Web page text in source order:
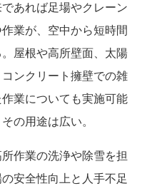
あれば足場やクレーン
業が、空中から短時間
屋根や高所壁面、太陽
ンクリート擁壁での雑
業についても実施可能
の用途は広い。
作業の洗浄や除雪を担
安全性向上と人手不足